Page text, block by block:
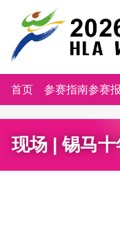
首页 参赛指南参赛
现场 | 锡马